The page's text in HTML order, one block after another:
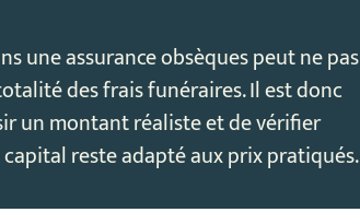
une assurance obsèques peut ne pas
des frais funéraires. Il est donc
un montant réaliste et de vérifier
reste adapté aux prix pratiqués.